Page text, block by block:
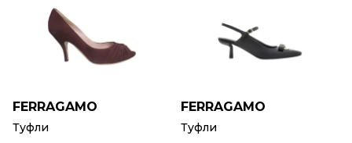
FERRAGAMO
Туфли
FERRAGAMO
Туфли